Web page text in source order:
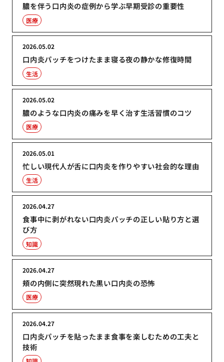
膿を伴う口内炎の症例から学ぶ早期受診の重要性
医療
口内炎パッチをつけたまま寝る夜の静かな修復時間
2026.05.02
生活
膿のような口内炎の痛みを早く治す生活習慣のコツ
2026.05.02
医療
忙しい現代人が舌に口内炎を作りやすい社会的な理由
2026.05.01
生活
食事中に剥がれない口内炎パッチの正しい貼り方と選
び方
2026.04.27
知識
頬の内側に突然現れた黒い口内炎の恐怖
2026.04.27
医療
口内炎パッチを貼ったまま食事を楽しむための工夫と
技術
2026.04.27